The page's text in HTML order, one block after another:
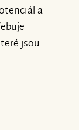
a
jsou